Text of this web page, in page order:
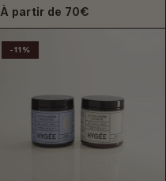
À partir de 70€
-11%